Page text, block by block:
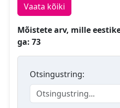
Vaata kõiki
Mõistete arv, mille
ga: 73
Otsingustring: